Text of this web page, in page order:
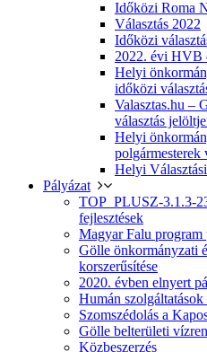
Időközi Roma
Választás 2022
Időközi
2022. évi HVB
Helyi
időközi
Valasztas.hu –
választás
Helyi
polgármesterek
Helyi
Pályázat
TOP_PLUSZ-3.1.3-
fejlesztések
Magyar Falu program
Gölle önkormányzati
korszerűsítése
2020. évben elnyert
Humán
Szomszédolás a
Gölle belterületi
Közbeszerzés